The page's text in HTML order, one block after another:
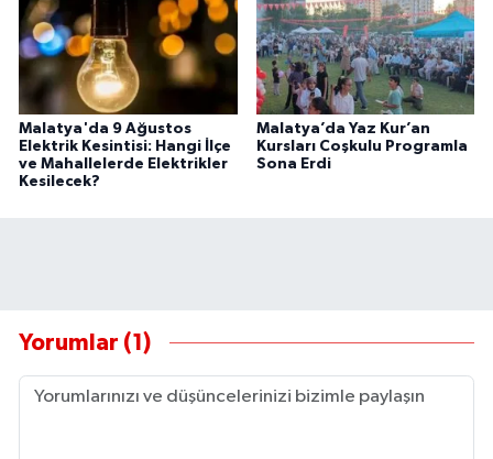
Malatya'da 9 Ağustos
Elektrik Kesintisi: Hangi İlçe
ve Mahallelerde Elektrikler
Kesilecek?
Malatya’da Yaz Kur’an
Kursları Coşkulu Programla
Sona Erdi
Yorumlar (1)